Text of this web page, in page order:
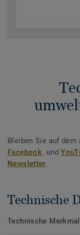
Bleiben Sie auf dem
Facebook und
Newsletter.
Technische
Technische